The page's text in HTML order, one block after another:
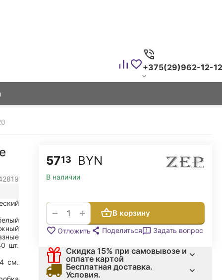
+375(29)962-12-12
шт.
см.
5713 BYN
В наличии
+
− В корзину
Отложить Поделиться Задать вопрос
Скидка 15% при самовывозе и
оплате картой
Бесплатная доставка.
Условия.